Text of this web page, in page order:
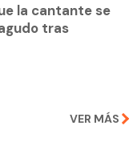
la cantante se
tras
VER MÁS